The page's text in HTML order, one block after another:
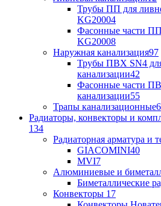
Трубы ПП для
KG20004
Фасонные части
KG20008
Наружная канализация97
Трубы ПВХ SN4
канализации42
Фасонные части
канализации55
Трапы канализационные6
Радиаторы, конвекторы и
134
Радиаторная арматура и
GIACOMINI40
MVI7
Алюминиевые и
Биметаллические
Конвекторы 17